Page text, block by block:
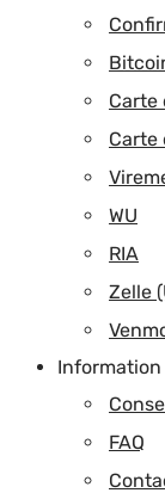
Carte
Carte
WU
RIA
Zelle
Information
FAQ